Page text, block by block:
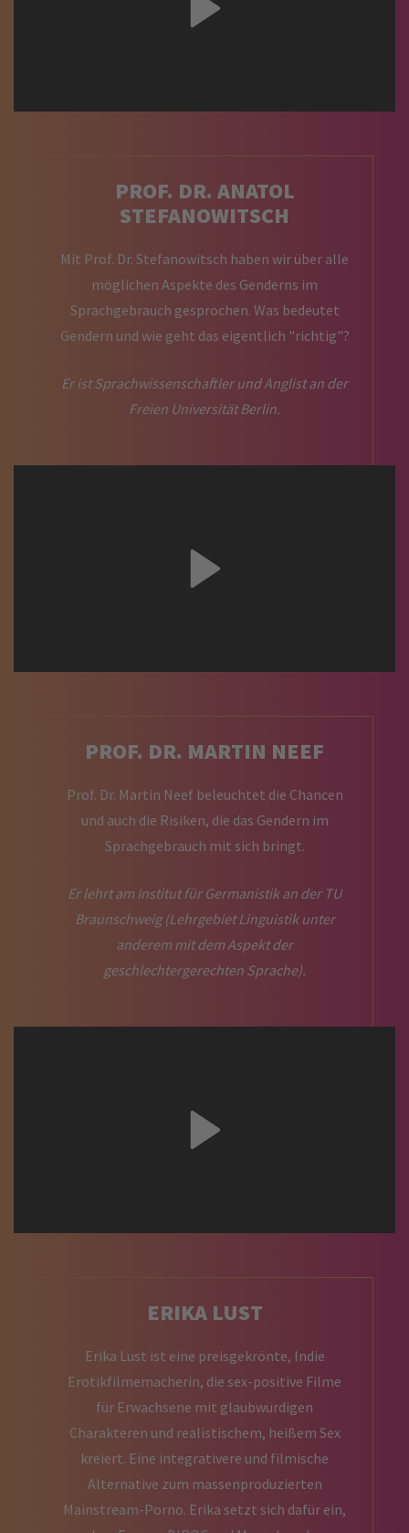
PROF. DR. ANATOL
STEFANOWITSCH
Mit Prof. Dr. Stefanowitsch haben wir über alle
möglichen Aspekte des Genderns im
Sprachgebrauch gesprochen. Was bedeutet
Gendern und wie geht das eigentlich "richtig"?
Er ist Sprachwissenschaftler und Anglist an der
Freien Universität Berlin.
PROF. DR. MARTIN NEEF
Prof. Dr. Martin Neef beleuchtet die Chancen
und auch die Risiken, die das Gendern im
Sprachgebrauch mit sich bringt.
Er lehrt am Institut für Germanistik an der TU
Braunschweig (Lehrgebiet Linguistik unter
anderem mit dem Aspekt der
geschlechtergerechten Sprache).
ERIKA LUST
Erika Lust ist eine preisgekrönte, Indie
Erotikfilmemacherin, die sex-positive Filme
für Erwachsene mit glaubwürdigen
Charakteren und realistischem, heißem Sex
kreiert. Eine integrativere und filmische
Alternative zum massenproduzierten
Mainstream-Porno. Erika setzt sich dafür ein,